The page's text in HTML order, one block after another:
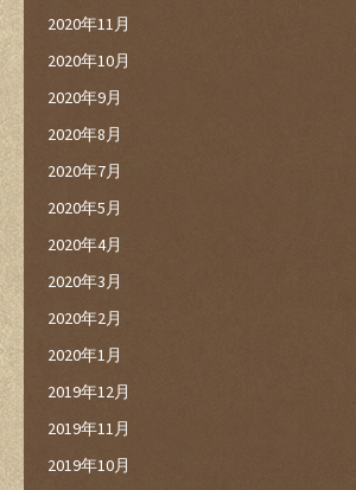
2020年11月
2020年10月
2020年9月
2020年8月
2020年7月
2020年5月
2020年4月
2020年3月
2020年2月
2020年1月
2019年12月
2019年11月
2019年10月